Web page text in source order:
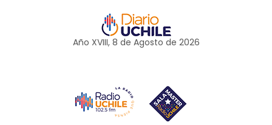
Año XVIII, 8 de Agosto de 2026